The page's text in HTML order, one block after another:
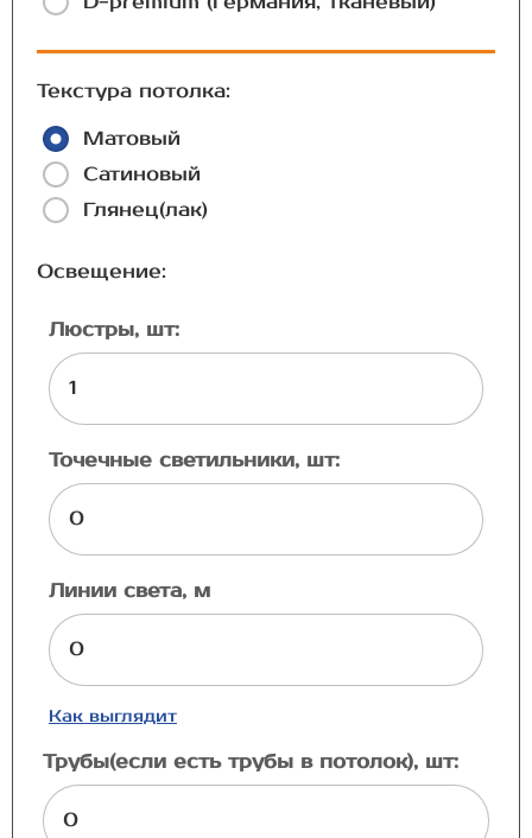
Текстура потолка:
Матовый
Сатиновый
Глянец(лак)
Освещение:
Люстры, шт:
Точечные светильники, шт:
Линии света, м
Как выглядит
Трубы(если есть трубы в потолок), шт: